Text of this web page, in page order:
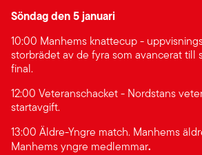
Söndag den 5 januari
10:00 Manhems knattecup -
storbrädet av de fyra som avancerat till
final.
12:00 Veteranschacket - Nordstans
startavgift.
13:00 Äldre-Yngre match. Manhems
Manhems yngre medlemmar.